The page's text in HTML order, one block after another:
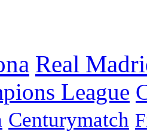
Real
League
Centurymatch